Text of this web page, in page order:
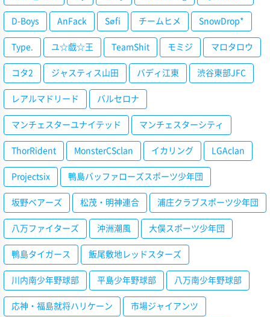
D-Boys AnFack Søfi チームヒメ SnowDrop*
Type. ユ☆戯☆王 TeamShit モミジ マロタロウ
コタ2 ジャスティス山田 バディ江東 渋谷東部JFC
レアルマドリード バルセロナ
マンチェスターユナイテッド マンチェスターシティ
ThorRident MonsterCSclan イカリング LGAclan
Projectsix 鴨島バッファローズスポーツ少年団
坂野ベアーズ 松茂・明神連合 浦庄クラブスポーツ少年団
八万ファイターズ 沖洲潮風 大俣スポーツ少年団
鴨島タイガース 飯尾敷地レッドスターズ
川内南少年野球部 平島少年野球部 八万南少年野球部
応神・福島就将ハリケーン 市場ジャイアンツ